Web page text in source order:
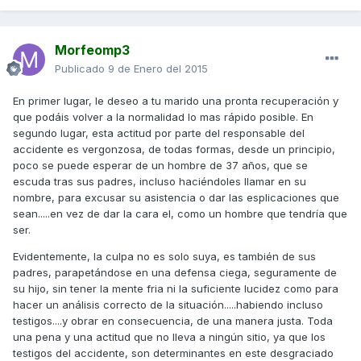
Morfeomp3
Publicado 9 de Enero del 2015
En primer lugar, le deseo a tu marido una pronta recuperación y
que podáis volver a la normalidad lo mas rápido posible. En
segundo lugar, esta actitud por parte del responsable del
accidente es vergonzosa, de todas formas, desde un principio,
poco se puede esperar de un hombre de 37 años, que se
escuda tras sus padres, incluso haciéndoles llamar en su
nombre, para excusar su asistencia o dar las esplicaciones que
sean.....en vez de dar la cara el, como un hombre que tendría que
ser.
Evidentemente, la culpa no es solo suya, es también de sus
padres, parapetándose en una defensa ciega, seguramente de
su hijo, sin tener la mente fria ni la suficiente lucidez como para
hacer un análisis correcto de la situación.....habiendo incluso
testigos....y obrar en consecuencia, de una manera justa. Toda
una pena y una actitud que no lleva a ningún sitio, ya que los
testigos del accidente, son determinantes en este desgraciado